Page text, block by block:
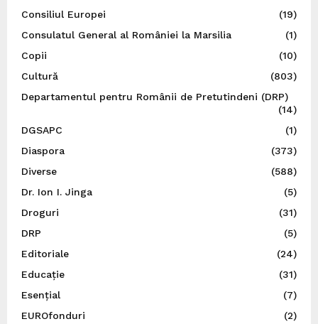
Consiliul Europei
(19)
Consulatul General al României la Marsilia
(1)
Copii
(10)
Cultură
(803)
Departamentul pentru Românii de Pretutindeni (DRP)
(14)
DGSAPC
(1)
Diaspora
(373)
Diverse
(588)
Dr. Ion I. Jinga
(5)
Droguri
(31)
DRP
(5)
Editoriale
(24)
Educație
(31)
Esențial
(7)
EUROfonduri
(2)